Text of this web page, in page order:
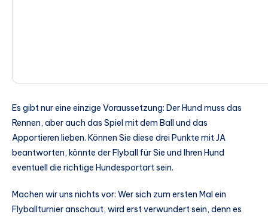
Es gibt nur eine einzige Voraussetzung: Der Hund muss das
Rennen, aber auch das Spiel mit dem Ball und das
Apportieren lieben. Können Sie diese drei Punkte mit JA
beantworten, könnte der Flyball für Sie und Ihren Hund
eventuell die richtige Hundesportart sein.
Machen wir uns nichts vor: Wer sich zum ersten Mal ein
Flyballturnier anschaut, wird erst verwundert sein, denn es